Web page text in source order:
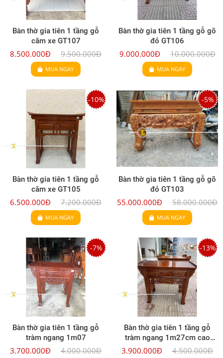
Bàn thờ gia tiên 1 tầng gỗ
căm xe GT107
8.500.000Đ 9.500.000Đ
MUA NGAY
Bàn thờ gia tiên 1 tầng gỗ gõ
đỏ GT106
9.000.000Đ 10.000.000Đ
MUA NGAY
-10%
Bàn thờ gia tiên 1 tầng gỗ
căm xe GT105
6.500.000Đ 7.200.000Đ
MUA NGAY
-5%
Bàn thờ gia tiên 1 tầng gỗ gõ
đỏ GT103
55.000.000Đ 58.000.000Đ
MUA NGAY
-7%
Bàn thờ gia tiên 1 tầng gỗ
tràm ngang 1m07
3.700.000Đ 4.000.000Đ
-13%
Bàn thờ gia tiên 1 tầng gỗ
tràm ngang 1m27cm cao
1m07 sâu 60cm - GT108
3.900.000Đ 4.500.000Đ